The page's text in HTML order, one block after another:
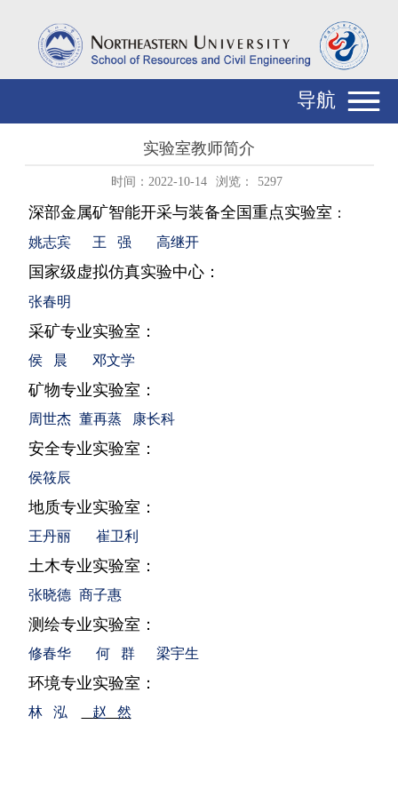
导航
实验室教师简介
时间：2022-10-14 浏览： 5297
深部金属矿智能开采与装备全国重点实验室 ：
姚志宾
王 强 高继开
国家级虚拟仿真实验中心：
张春明
采矿专业实验室：
侯 晨 邓文学
矿物专业实验室：
周世杰 董再蒸 康长科
安全专业实验室：
侯筱辰
地质专业实验室：
王丹丽 崔卫利
土木专业实验室：
张晓德 商子惠
测绘专业实验室：
修春华 何 群梁宇生
环境专业实验室：
林 泓 赵 然